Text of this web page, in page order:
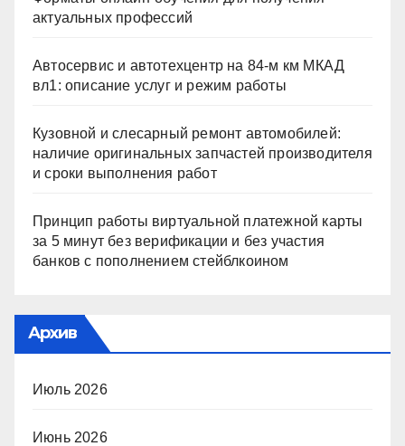
актуальных профессий
Автосервис и автотехцентр на 84-м км МКАД
вл1: описание услуг и режим работы
Кузовной и слесарный ремонт автомобилей:
наличие оригинальных запчастей производителя
и сроки выполнения работ
Принцип работы виртуальной платежной карты
за 5 минут без верификации и без участия
банков с пополнением стейблкоином
Архив
Июль 2026
Июнь 2026